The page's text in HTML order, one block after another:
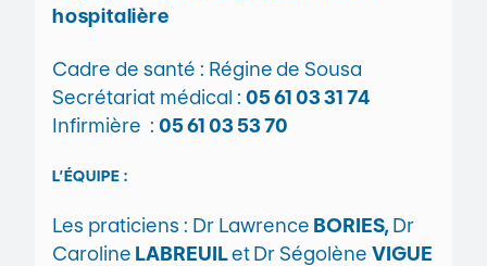
hospitalière
Cadre de santé : Réginede Sousa
Secrétariat médical : 05 61 03 31 74
Infirmière : 05 61 03 53 70
L’ÉQUIPE :
Les praticiens : Dr Lawrence BORIES, Dr
Caroline LABREUILetDr Ségolène VIGUE